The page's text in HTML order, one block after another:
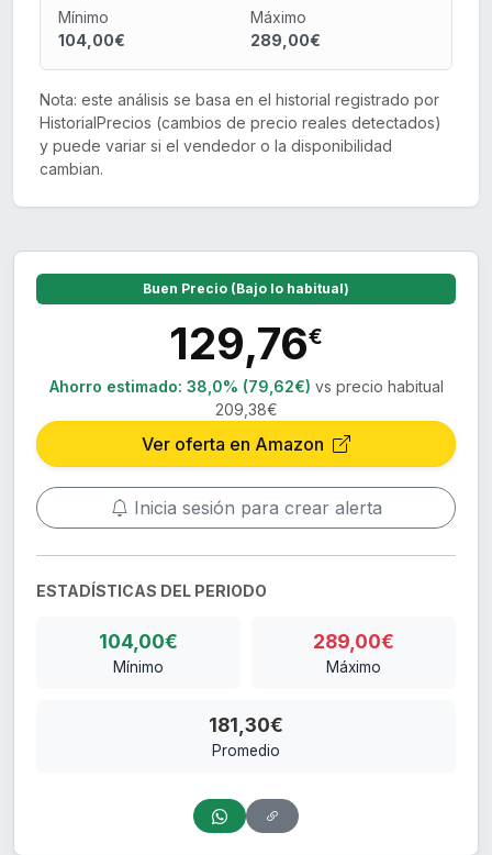
Mínimo
104,00€
Máximo
289,00€
Nota: este análisis se basa en el historial registrado por
HistorialPrecios (cambios de precio reales detectados)
y puede variar si el vendedor o la disponibilidad
cambian.
Buen Precio (Bajo lo habitual)
129,76€
Ahorro estimado: 38,0% (79,62€) vs precio habitual
209,38€
Ver oferta en Amazon
Inicia sesión para crear alerta
ESTADÍSTICAS DEL PERIODO
104,00€
Mínimo
289,00€
Máximo
181,30€
Promedio